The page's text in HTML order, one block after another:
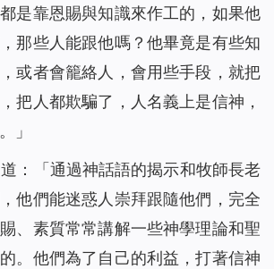
是靠恩賜與知識來作工的，如果他
那些人能跟他嗎？他畢竟是有些知
或者會籠絡人，會用些手段，就把
把人都欺騙了，人名義上是信神，
」
：「通過神話語的揭示和牧師長老
他們能迷惑人崇拜跟隨他們，完全
、素質常常講解一些神學理論和聖
。他們為了自己的利益，打著信神